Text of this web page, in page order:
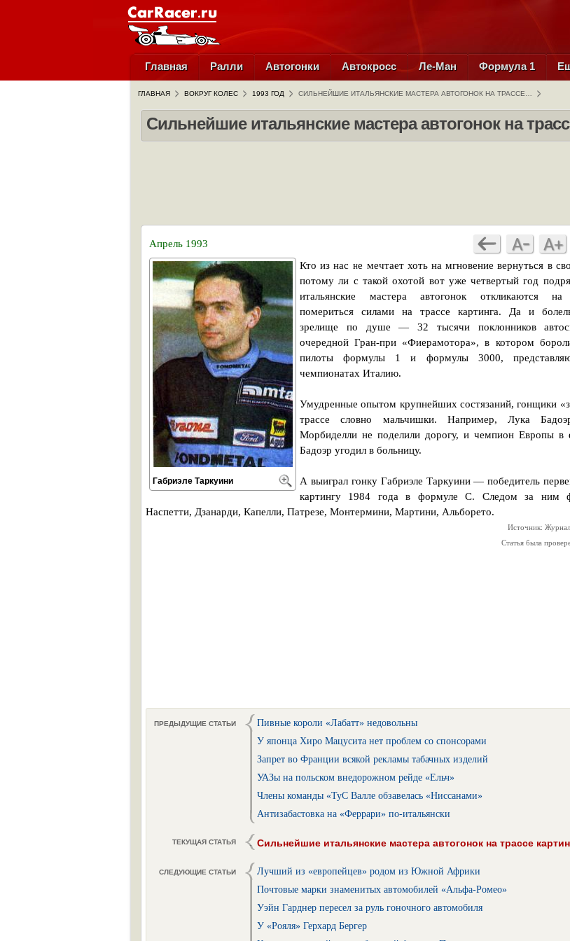
Главная Ралли Автогонки Автокросс Ле-Ман Формула 1
ГЛАВНАЯ ВОКРУГ КОЛЕС 1993 ГОД СИЛЬНЕЙШИЕ ИТАЛЬЯНСКИЕ МАСТЕРА АВТОГОНОК НА ТРАССЕ…
Сильнейшие итальянские мастера автогонок на
Апрель 1993
Габриэле Таркуини
Кто из нас не мечтает хоть на мгновение вернуться в
потому ли с такой охотой вот уже четвертый год
итальянские мастера автогонок откликаются на
помериться силами на трассе картинга. Да и
зрелище по душе — 32 тысячи поклонников
очередной Гран-при «Фиерамотора», в котором
пилоты формулы 1 и формулы 3000,
чемпионатах Италию.
Умудренные опытом крупнейших состязаний, гонщики
трассе словно мальчишки. Например, Лука
Морбиделли не поделили дорогу, и чемпион Европы в
Бадоэр угодил в больницу.
А выиграл гонку Габриэле Таркуини — победитель
картингу 1984 года в формуле С. Следом за ним
Наспетти, Дзанарди, Капелли, Патрезе, Монтермини, Мартини, Альборето.
Источник:
Статья была
ПРЕДЫДУЩИЕ СТАТЬИ
Пивные короли «Лабатт» недовольны
У японца Хиро Мацусита нет проблем со спонсорами
Запрет во Франции всякой рекламы табачных изделий
УАЗы на польском внедорожном рейде «Ельч»
Члены команды «ТуС Валле обзавелась «Ниссанами»
Антизабастовка на «Феррари» по-итальянски
ТЕКУЩАЯ СТАТЬЯ Сильнейшие итальянские мастера автогонок на трассе
СЛЕДУЮЩИЕ СТАТЬИ
Лучший из «европейцев» родом из Южной Африки
Почтовые марки знаменитых автомобилей «Альфа-Ромео»
Уэйн Гарднер пересел за руль гоночного автомобиля
У «Рояля» Герхард Бергер